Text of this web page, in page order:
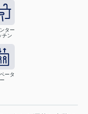
ター
チン
ータ
ー